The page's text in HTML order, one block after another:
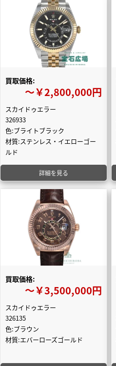
買取価格:
〜￥2,800,000円
スカイドゥエラー
326933
色:ブライトブラック
材質:ステンレス・イエローゴー
ルド
詳細を見る
買取価格:
〜￥3,500,000円
スカイドゥエラー
326135
色:ブラウン
材質:エバーローズゴールド